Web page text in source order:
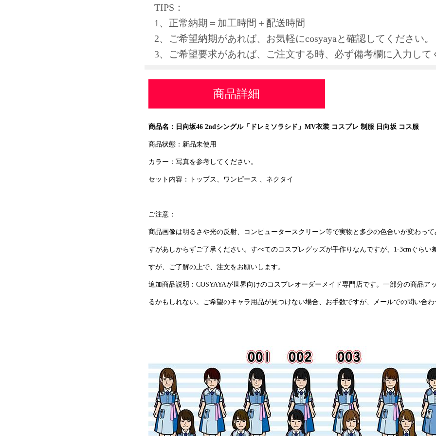
TIPS：
1、正常納期＝加工時間＋配送時間
2、ご希望納期があれば、お気軽にcosyayaと確認してください。
3、ご希望要求があれば、ご注文する時、必ず備考欄に入力して
商品詳細
商品名：日向坂46 2ndシングル「ドレミソラシド」MV衣装 コスプレ 制服 日向坂 コス服
商品状態：新品未使用
カラー：写真を参考してください。
セット内容：トップス、ワンピース 、ネクタイ
ご注意：
商品画像は明るさや光の反射、コンピュータースクリーン等で実物と多少の色合いが変わっ
すがあしからずご了承ください。すべてのコスプレグッズが手作りなんですが、1-3cmぐらい
すが、ご了解の上で、注文をお願いします。
追加商品説明：COSYAYAが世界向けのコスプレオーダーメイド専門店です。一部分の商品ア
るかもしれない。ご希望のキャラ用品が見つけない場合、お手数ですが、メールでの問い合わ